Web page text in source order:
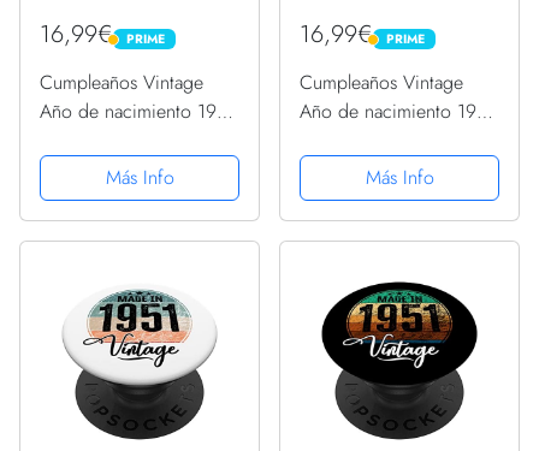
16,99€ PRIME
PRIME
Cumpleaños Vintage
Año de nacimiento 1951
PopSockets PopGrip
Intercambiable
Más Info
16,99€ PRIME
PRIME
Cumpleaños Vintage
Año de nacimiento 1951
PopSockets PopGrip
Intercambiable
Más Info